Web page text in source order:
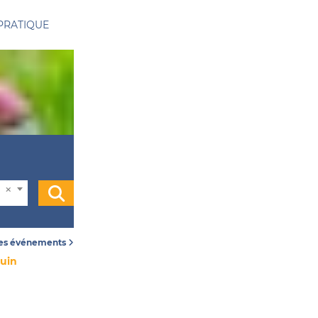
événements